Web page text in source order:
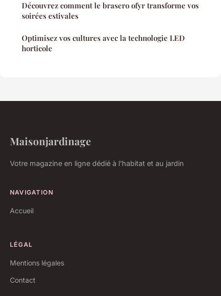
Découvrez comment le brasero ofyr transforme vos
soirées estivales
Optimisez vos cultures avec la technologie LED
horticole
Maisonjardinage
Votre magazine en ligne dédié à l'habitat et au jardin
NAVIGATION
Accueil
LÉGAL
Mentions légales
Contact